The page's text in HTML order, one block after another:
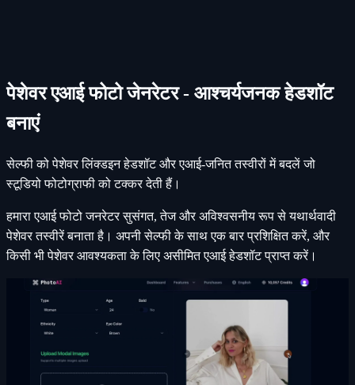
पेशेवर एआई फोटो जेनरेटर - आश्चर्यजनक हेडशॉट
बनाएं
सेल्फी को पेशेवर लिंक्डइन हेडशॉट और एआई-जनित तस्वीरों में बदलें जो
स्टूडियो फोटोग्राफी को टक्कर देती हैं।
हमारा एआई फोटो जनरेटर सुसंगत, तेज और अविश्वसनीय रूप से यथार्थवादी
पेशेवर तस्वीरें बनाता है। अपनी सेल्फी के साथ एक बार प्रशिक्षित करें, और
किसी भी पेशेवर आवश्यकता के लिए असीमित एआई हेडशॉट प्राप्त करें।